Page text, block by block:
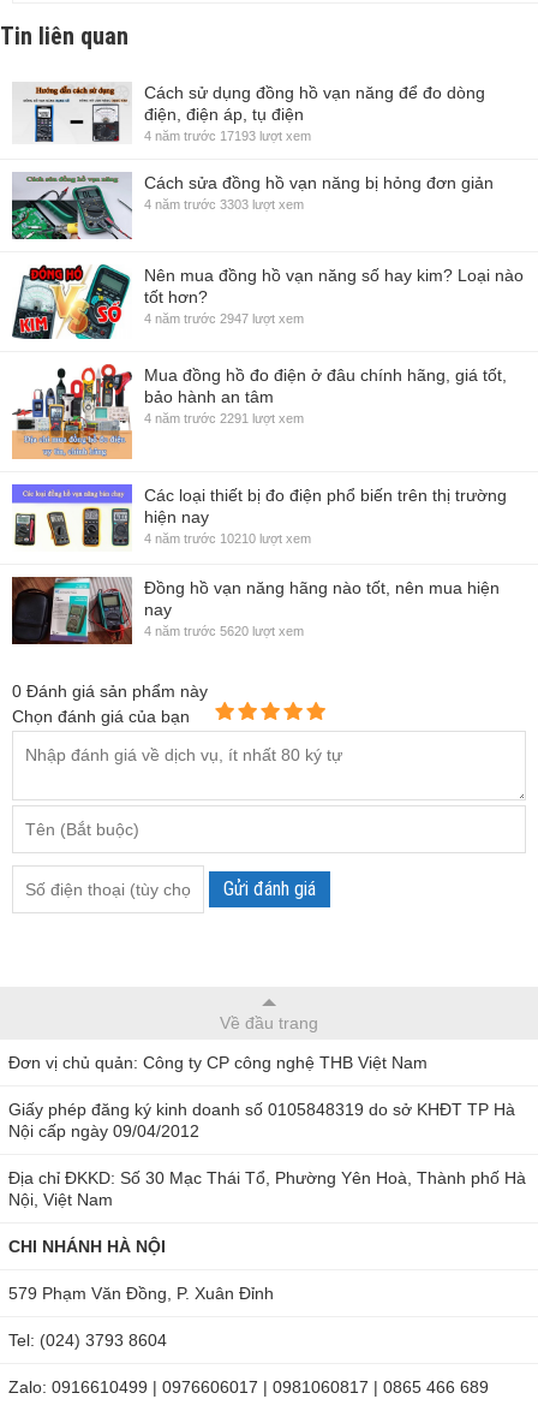
Tin liên quan
Cách sử dụng đồng hồ vạn năng để đo dòng
điện, điện áp, tụ điện
4 năm trước 17193 lượt xem
Cách sửa đồng hồ vạn năng bị hỏng đơn giản
4 năm trước 3303 lượt xem
Nên mua đồng hồ vạn năng số hay kim? Loại nào
tốt hơn?
4 năm trước 2947 lượt xem
Mua đồng hồ đo điện ở đâu chính hãng, giá tốt,
bảo hành an tâm
4 năm trước 2291 lượt xem
Các loại thiết bị đo điện phổ biến trên thị trường
hiện nay
4 năm trước 10210 lượt xem
Đồng hồ vạn năng hãng nào tốt, nên mua hiện
nay
4 năm trước 5620 lượt xem
0 Đánh giá sản phẩm này
Chọn đánh giá của bạn
Gửi đánh giá
Về đầu trang
Đơn vị chủ quản: Công ty CP công nghệ THB Việt Nam
Giấy phép đăng ký kinh doanh số 0105848319 do sở KHĐT TP Hà
Nội cấp ngày 09/04/2012
Địa chỉ ĐKKD: Số 30 Mạc Thái Tổ, Phường Yên Hoà, Thành phố Hà
Nội, Việt Nam
CHI NHÁNH HÀ NỘI
579 Phạm Văn Đồng, P. Xuân Đỉnh
Tel: (024) 3793 8604
Zalo: 0916610499 | 0976606017 | 0981060817 | 0865 466 689